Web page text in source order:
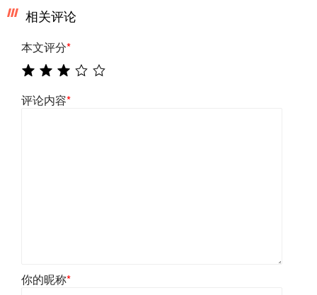
相关评论
本文评分*
评论内容*
你的昵称*